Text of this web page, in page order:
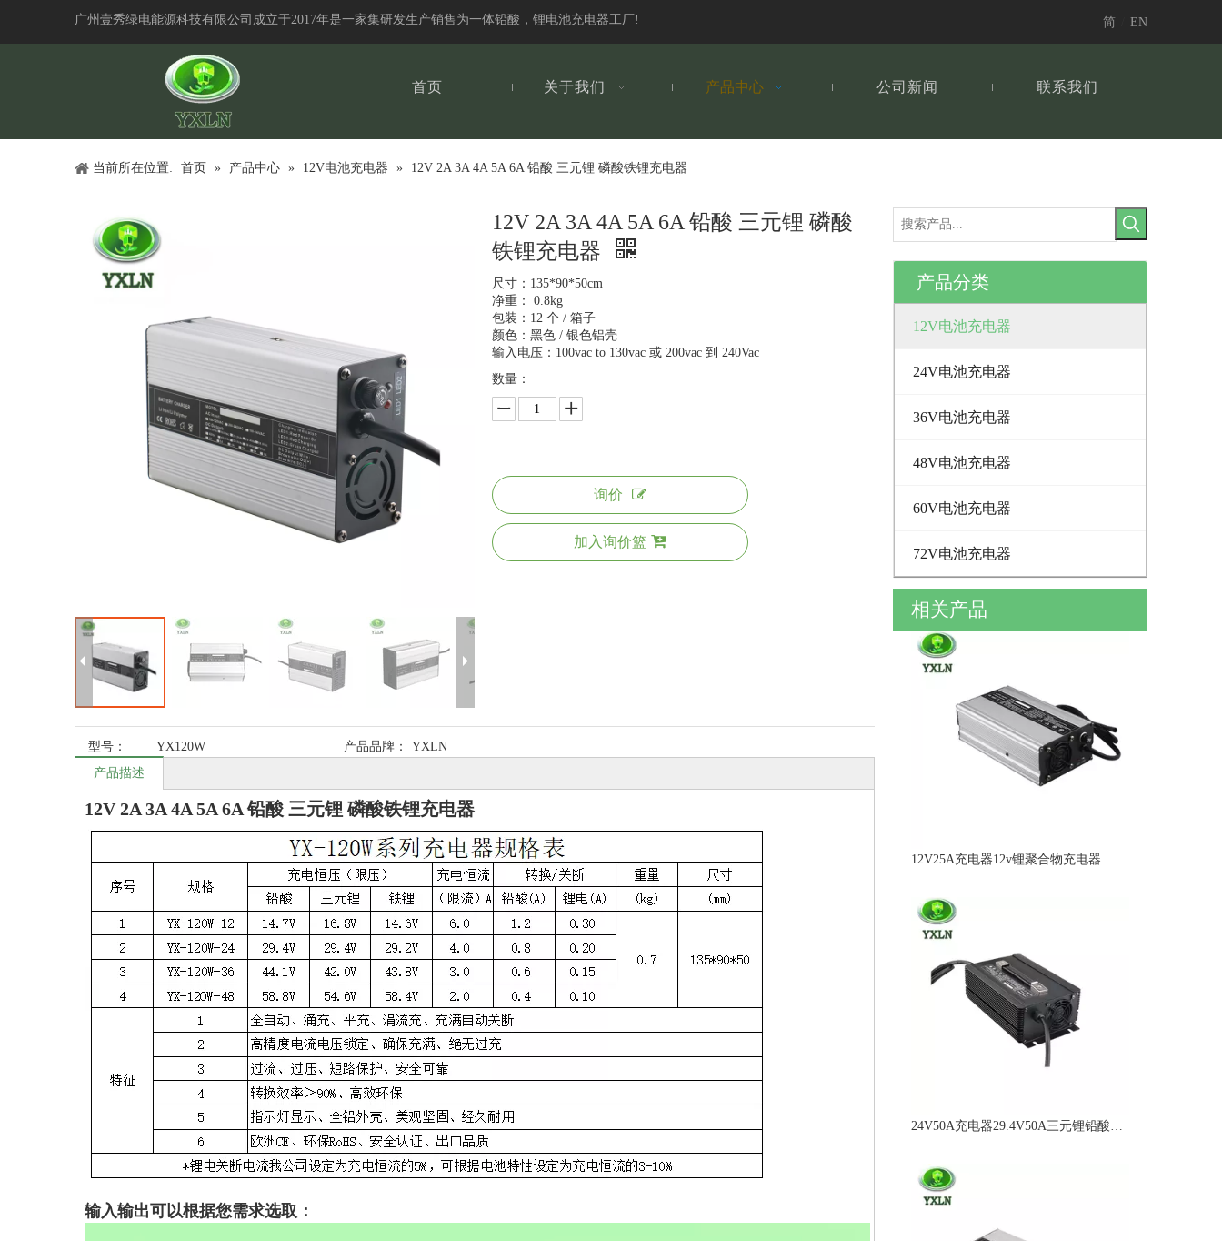
广州壹秀绿电能源科技有限公司成立于2017年是一家集研发生产销售为一体铅酸，锂电池充电器工厂! 简 EN
首页 关于我们 产品中心 公司新闻 联系我们
当前所在位置: 首页 » 产品中心 » 12V电池充电器 » 12V 2A 3A 4A 5A 6A 铅酸 三元锂 磷酸铁锂充电器
12V 2A 3A 4A 5A 6A 铅酸 三元锂 磷酸
铁锂充电器
尺寸：135*90*50cm
净重： 0.8kg
包装：12 个 / 箱子
颜色：黑色 / 银色铝壳
输入电压：100vac to 130vac 或 200vac 到 240Vac
数量：
询价
加入询价篮
型号： YX120W 产品品牌：
YXLN
产品描述
12V 2A 3A 4A 5A 6A 铅酸 三元锂 磷酸铁锂充电器
输入输出可以根据您需求选取：
产品分类
12V电池充电器
24V电池充电器
36V电池充电器
48V电池充电器
60V电池充电器
72V电池充电器
相关产品
12V25A充电器12v锂聚合物充电器
24V50A充电器29.4V50A三元锂铅酸充电器